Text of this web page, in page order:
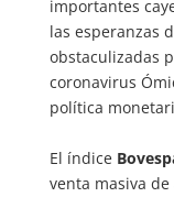
importantes
las esperanzas
obstaculizadas
coronavirus
política
El índice
venta masiva